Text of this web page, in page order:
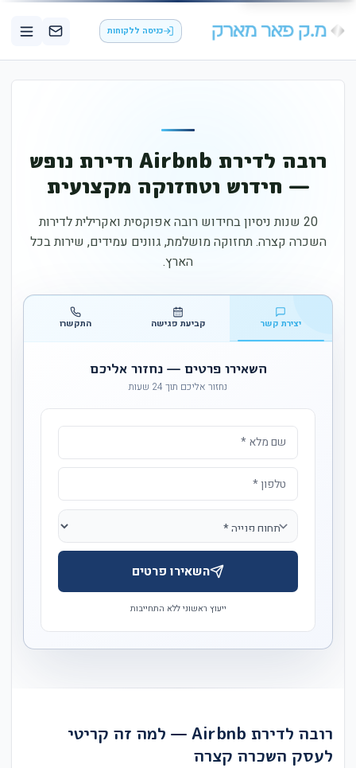
כניסה ללקוחות
רובה לדירת Airbnb ודירת נופש
— חידוש וטחזוקה מקצועית
20 שנות ניסיון בחידוש רובה אפוקסית ואקרילית לדירות
השכרה קצרה. תחזוקה מושלמת, גוונים עמידים, שירות בכל
הארץ.
יצירת קשר קביעת פגישה התקשרו
השאירו פרטים — נחזור אליכם
נחזור אליכם תוך 24 שעות
השאירו פרטים
ייעוץ ראשוני ללא התחייבות
רובה לדירת Airbnb — למה זה קריטי
לעסק השכרה קצרה